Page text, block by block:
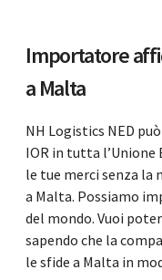
Importatore
a Malta
NH Logistics NED
IOR in tutta l’Unione
le tue merci senza la
a Malta. Possiamo
del mondo. Vuoi
sapendo che la
le sfide a Malta in